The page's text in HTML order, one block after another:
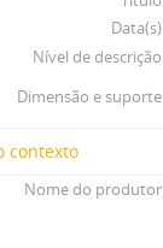
Data(s)
Nível de descrição
Dimensão e suporte
contexto
Nome do produtor